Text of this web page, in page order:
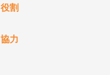
役割
協力